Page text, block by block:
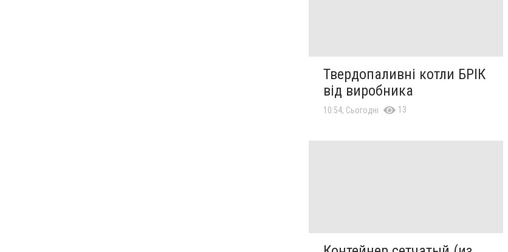
Твердопаливні котли БРІК
від виробника
10:54, Сьогодні 13